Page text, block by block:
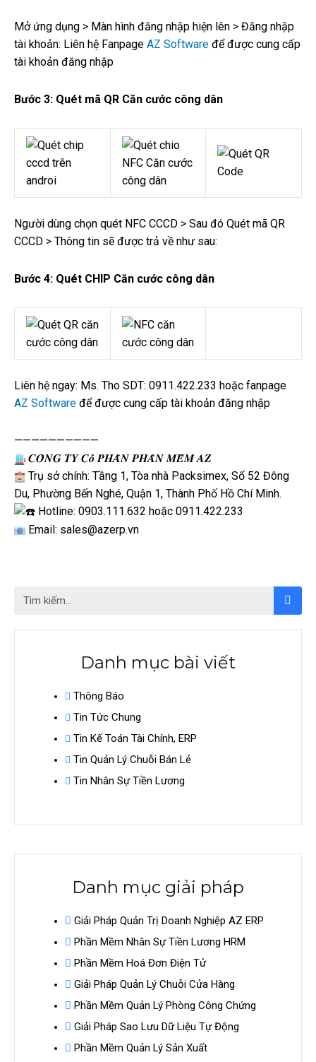
Mở ứng dụng > Màn hình đăng nhập hiện lên > Đăng nhập
tài khoản: Liên hệ Fanpage AZ Software để được cung cấp
tài khoản đăng nhập
Bước 3: Quét mã QR Căn cước công dân
Người dùng chọn quét NFC CCCD > Sau đó Quét mã QR
CCCD > Thông tin sẽ được trả về như sau:
Bước 4: Quét CHIP Căn cước công dân
Liên hệ ngay: Ms. Tho SDT: 0911.422.233 hoặc fanpage
AZ Software để được cung cấp tài khoản đăng nhập
——————————
𝑪𝑶̂𝑵𝑮 𝑻𝒀 𝑪𝒐̂̉ 𝑷𝑯𝑨̂̀𝑵 𝑷𝑯𝑨̂̀𝑵 𝑴𝑬̂̀𝑴 𝑨𝒁
Trụ sở chính: Tầng 1, Tòa nhà Packsimex, Số 52 Đông
Du, Phường Bến Nghé, Quận 1, Thành Phố Hồ Chí Minh.
Hotline: 0903.111.632 hoặc 0911.422.233
Email: sales@azerp.vn
Tìm
Tìm
Danh mục bài viết
Thông Báo
Tin Tức Chung
Tin Kế Toán Tài Chính, ERP
Tin Quản Lý Chuỗi Bán Lẻ
Tin Nhân Sự Tiền Lương
Danh mục giải pháp
Giải Pháp Quản Trị Doanh Nghiệp AZ ERP
Phần Mềm Nhân Sự Tiền Lương HRM
Phần Mềm Hoá Đơn Điện Tử
Giải Pháp Quản Lý Chuỗi Cửa Hàng
Phần Mềm Quản Lý Phòng Công Chứng
Giải Pháp Sao Lưu Dữ Liệu Tự Động
Phần Mềm Quản Lý Sản Xuất